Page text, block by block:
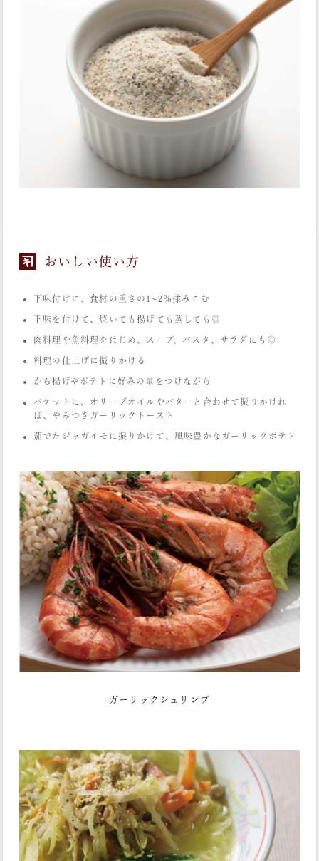
おいしい使い方
下味付けに、食材の重さの1~2％揉みこむ
下味を付けて、焼いても揚げても蒸しても◎
肉料理や魚料理をはじめ、スープ、バスタ、サラダにも◎
料理の仕上げに振りかける
から揚げやポテトに好みの量をつけながら
バケットに、オリーブオイルやバターと合わせて振りかけれ
ば、やみつきガーリックトースト
茄でたジャガイモに振りかけて、風味豊かなガーリックポテト
ガーリックシュリンプ